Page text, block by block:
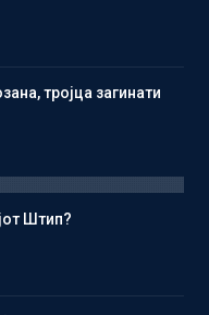
тројца загинати
Штип?